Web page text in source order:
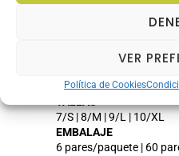
VER
Política de Cookies
S – 27 cm | M – 28 cm |
TALLAS
7/S | 8/M | 9/L | 10/XL
EMBALAJE
6 pares/paquete | 60